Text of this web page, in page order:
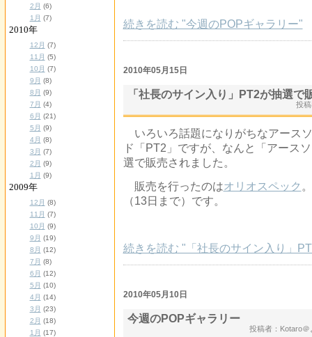
続きを読む "今週のPOPギャラリー"
2010年05月15日
「社長のサイン入り」PT2が抽選で
投
いろいろ話題になりがちなアース
ド「PT2」ですが、なんと「アース
選で販売されました。
販売を行ったのはオリオスペック
（13日まで）です。
続きを読む "「社長のサイン入り」
2010年05月10日
今週のPOPギャラリー
投稿者：Kotaro
2月 (6)
1月 (7)
2010年
12月 (7)
11月 (5)
10月 (7)
9月 (8)
8月 (9)
7月 (4)
6月 (21)
5月 (9)
4月 (8)
3月 (7)
2月 (9)
1月 (9)
2009年
12月 (8)
11月 (7)
10月 (9)
9月 (19)
8月 (12)
7月 (8)
6月 (12)
5月 (10)
4月 (14)
3月 (23)
2月 (18)
1月 (17)